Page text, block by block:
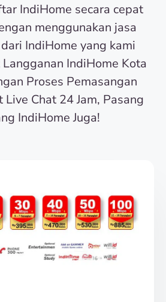
IndiHome secara cepat
menggunakan jasa
IndiHome yang kami
IndiHome Kota
Proses Pemasangan
Live Chat 24 Jam, Pasang
IndiHome Juga!